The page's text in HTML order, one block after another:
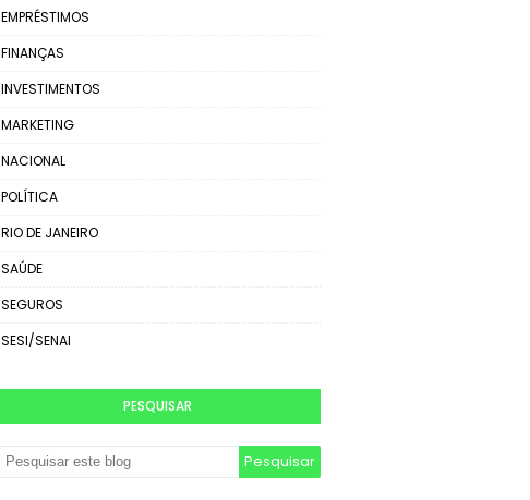
EMPRÉSTIMOS
FINANÇAS
INVESTIMENTOS
MARKETING
NACIONAL
POLÍTICA
RIO DE JANEIRO
SAÚDE
SEGUROS
SESI/SENAI
PESQUISAR